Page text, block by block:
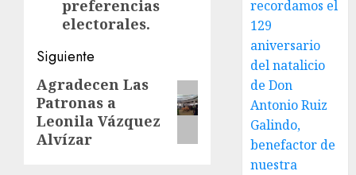
preferencias
electorales.
Siguiente
Siguiente
entrada:
Agradecen Las
Patronas a
Leonila Vázquez
Alvízar
recordamos el
129
aniversario
del natalicio
de Don
Antonio Ruiz
Galindo,
benefactor de
nuestra